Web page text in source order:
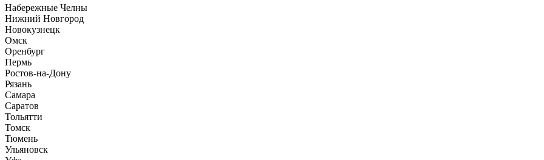
Набережные Челны
Нижний Новгород
Новокузнецк
Омск
Оренбург
Пермь
Ростов-на-Дону
Рязань
Самара
Саратов
Тольятти
Томск
Тюмень
Ульяновск